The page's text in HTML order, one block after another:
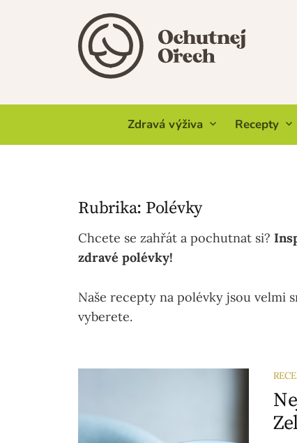
Zdravá výživa Recepty
Rubrika: Polévky
Chcete se zahřát a pochutnat si?
zdravé polévky!
Naše recepty na polévky jsou velmi
vyberete.